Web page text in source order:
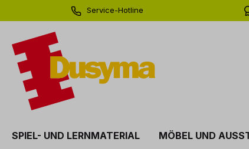
Zur Hauptnavigation springen
Service-Hotline
SPIEL- UND LERNMATERIAL MÖBEL UND